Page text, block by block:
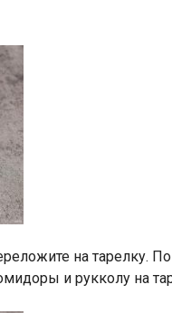
на тарелку.
и рукколу на